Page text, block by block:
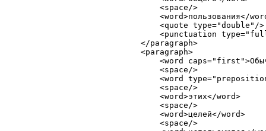
<space/>
<word>пользования</
<quote type="double"/>
<punctuation
</paragraph>
<paragraph>
<word
<space/>
<word
<space/>
<word>этих</word>
<space/>
<word>целей</word>
<space/>